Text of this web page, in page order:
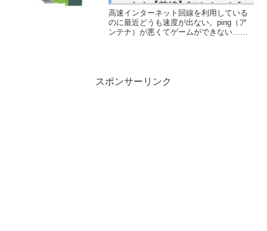
ット！【前編】[マンション]
[IPv6]
高速インターネット回線を利用している
のに最近どうも速度が出ない。ping（ア
ンテナ）が悪くてゲームができない…。
スポンサーリンク